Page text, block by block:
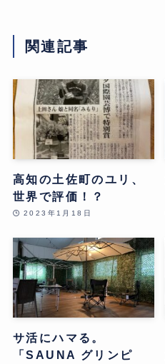
関連記事
高知の土佐町のユリ、
世界で評価！？
2023年1月18日
サ活にハマる。
「SAUNA グリンピ